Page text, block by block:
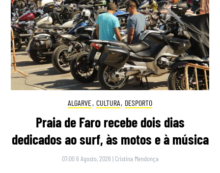
ALGARVE, CULTURA, DESPORTO
Praia de Faro recebe dois dias
dedicados ao surf, às motos e à música
07:00 6 Agosto, 2026 | Cristina Mendonça